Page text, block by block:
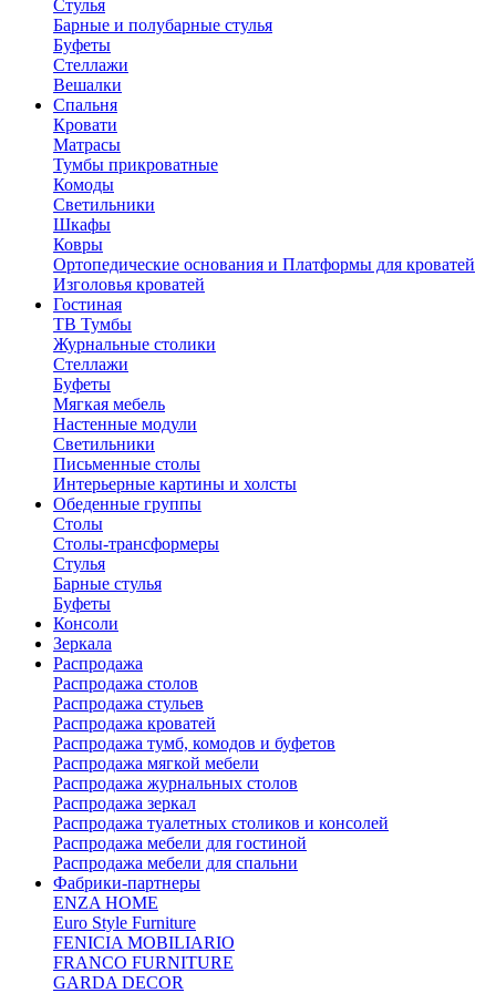
Стулья
Барные и полубарные стулья
Буфеты
Стеллажи
Вешалки
Cпальня
Кровати
Матрасы
Тумбы прикроватные
Комоды
Светильники
Шкафы
Ковры
Ортопедические основания и Платформы для кроватей
Изголовья кроватей
Гостиная
ТВ Тумбы
Журнальные столики
Стеллажи
Буфеты
Мягкая мебель
Настенные модули
Светильники
Письменные столы
Интерьерные картины и холсты
Обеденные группы
Столы
Столы-трансформеры
Стулья
Барные стулья
Буфеты
Консоли
Зеркала
Распродажа
Распродажа столов
Распродажа стульев
Распродажа кроватей
Распродажа тумб, комодов и буфетов
Распродажа мягкой мебели
Распродажа журнальных столов
Распродажа зеркал
Распродажа туалетных столиков и консолей
Распродажа мебели для гостиной
Распродажа мебели для спальни
Фабрики-партнеры
ENZA HOME
Euro Style Furniture
FENICIA MOBILIARIO
FRANCO FURNITURE
GARDA DECOR